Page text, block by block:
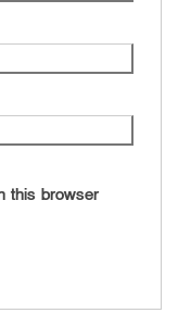
this browser